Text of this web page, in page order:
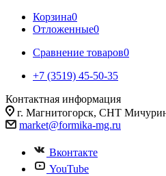
Корзина0
Отложенные0
Сравнение товаров0
+7 (3519) 45-50-35
Контактная информация
г. Магнитогорск, СНТ
market@formika-mg.ru
Вконтакте
YouTube